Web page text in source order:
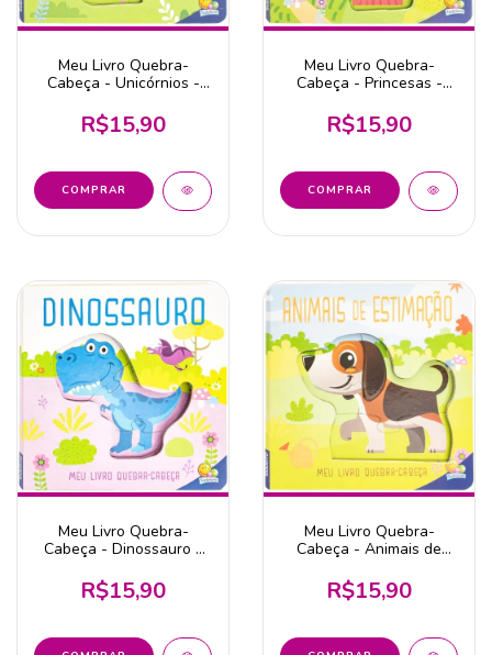
Meu Livro Quebra-
Cabeça - Unicórnios -
R$15,90
Meu Livro Quebra-
Cabeça - Princesas -
R$15,90
Meu Livro Quebra-
Cabeça - Dinossauro -
R$15,90
Meu Livro Quebra-
Cabeça - Animais de
Todolivro
R$15,90